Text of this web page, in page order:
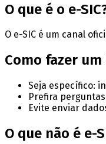
O que é o e-
O e-SIC é um canal
Como fazer
Seja específico:
Prefira
Evite enviar
O que não é e-